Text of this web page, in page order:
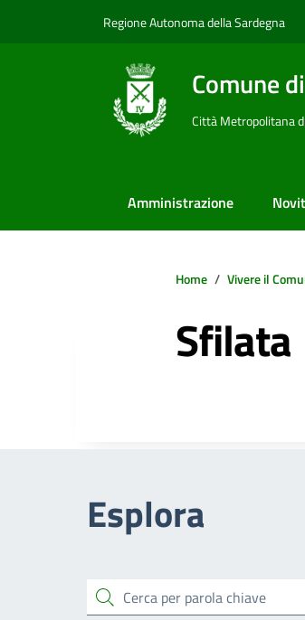
Regione Autonoma della Sardegna
Comune
Città Metropolitana
Amministrazione
Home Vivere il
Sfilata
Esplora
cerca